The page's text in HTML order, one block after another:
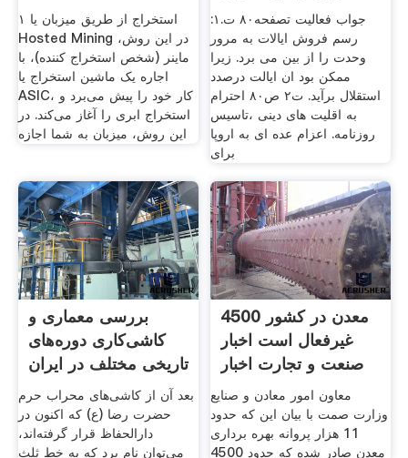
۱ استخراج از طریق میزبان یا
Hosted Mining در این روش،
ماینر (شخص استخراج کننده)، با
اجاره یک ماشین استخراج یا
ASIC، کار خود را پیش می‌برد و
استخراج ابری را آغاز می‌کند. در
این روش، میزبان به شما اجازه
جواب فعالیت تصفحه۸۰ ت.۱:
رسم فروش ایالات به مرور
وحدت را از بین می برد. زیرا
ممکن بود ان ایالت درصدد
استقلال برآید. ت۲ ص۸۰ احترام
به اقلیت های دینی ،تاسیس
روزنامه. اعزام عده ای به اروپا
برای
بررسی معماری و
کاشی‌کاری دوره‌های
تاریخی مختلف در ایران
بعد آن از کاشی‌های محراب حرم
حضرت رضا (ع) که اکنون در
دارالحفاظ قرار گرفته‌اند،
می‌توان نام برد که به خط ثلث
4500 معدن در کشور
غیرفعال است اخبار
صنعت و تجارت اخبار
معاون امور معادن و صنایع
وزارت صمت با بیان این که حدود
11 هزار پروانه بهره برداری
معدن صادر شده که حدود 4500